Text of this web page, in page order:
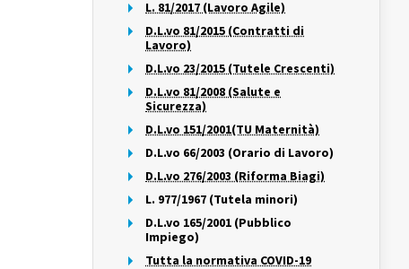
L. 81/2017 (Lavoro Agile)
D.L.vo 81/2015 (Contratti di
Lavoro)
D.L.vo 23/2015 (Tutele Crescenti)
D.L.vo 81/2008 (Salute e
Sicurezza)
D.L.vo 151/2001(TU Maternità)
D.L.vo 66/2003 (Orario di Lavoro)
D.L.vo 276/2003 (Riforma Biagi)
L. 977/1967 (Tutela minori)
D.L.vo 165/2001 (Pubblico
Impiego)
Tutta la normativa COVID-19